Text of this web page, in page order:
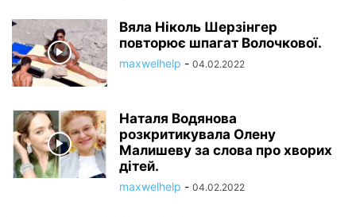
Вяла Ніколь Шерзінгер
повторює шпагат Волочкової.
maxwelhelp - 04.02.2022
Наталя Водянова
розкритикувала Олену
Малишеву за слова про хворих
дітей.
maxwelhelp - 04.02.2022